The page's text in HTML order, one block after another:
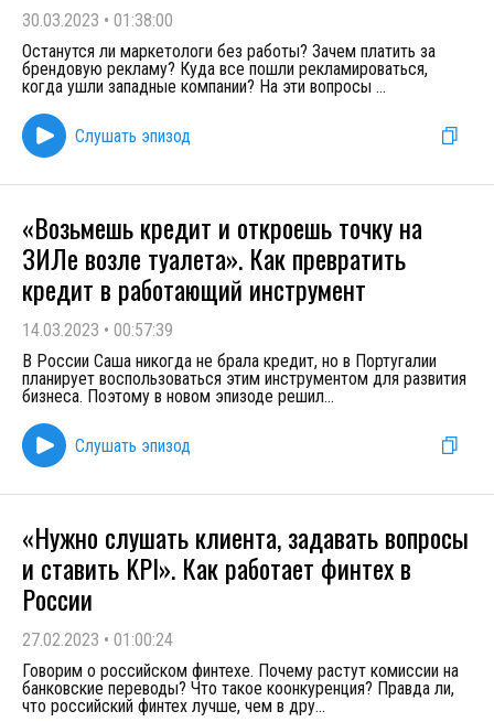
30.03.2023 • 01:38:00
Останутся ли маркетологи без работы? Зачем платить за
брендовую рекламу? Куда все пошли рекламироваться,
когда ушли западные компании? На эти вопросы ...
Слушать эпизод
«Возьмешь кредит и откроешь точку на
ЗИЛе возле туалета». Как превратить
кредит в работающий инструмент
14.03.2023 • 00:57:39
В России Саша никогда не брала кредит, но в Португалии
планирует воспользоваться этим инструментом для развития
бизнеса. Поэтому в новом эпизоде решил...
Слушать эпизод
«Нужно слушать клиента, задавать вопросы
и ставить KPI». Как работает финтех в
России
27.02.2023 • 01:00:24
Говорим о российском финтехе. Почему растут комиссии на
банковские переводы? Что такое коонкуренция? Правда ли,
что российский финтех лучше, чем в дру...